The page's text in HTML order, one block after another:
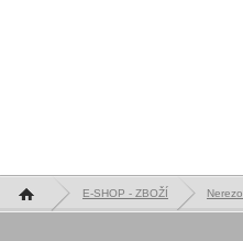
Hlavní stránka E-SHOP - ZBOŽÍ